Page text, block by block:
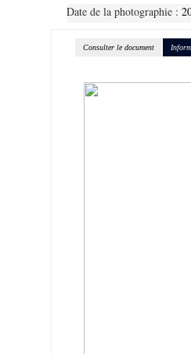
Date de la photographie :
Consulter le document